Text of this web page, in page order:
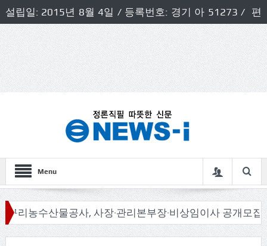
설립일: 2015년 8월 4일 / 등록번호: 경기 아 51273 / 편
집인 및 발행인: 허득천 / 개인정보책임자 및 청소년보호호
책임자: 최상규
Menu
농수산물공사, 사장·관리본부장·비상임이사 공개모집